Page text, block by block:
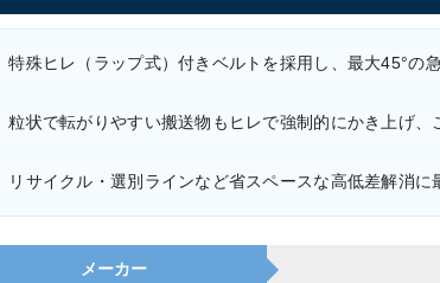
特殊ヒレ（ラップ式）付きベルトを採用し、最大45°の
粒状で転がりやすい搬送物もヒレで強制的にかき上げ、
リサイクル・選別ラインなど省スペースな高低差解消に
メーカー